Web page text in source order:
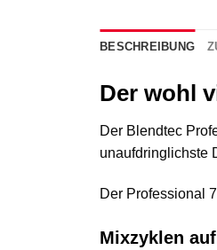
BESCHREIBUNG
Der wohl
Der Blendtec
unaufdringlichste
Der Professional
Mixzyklen